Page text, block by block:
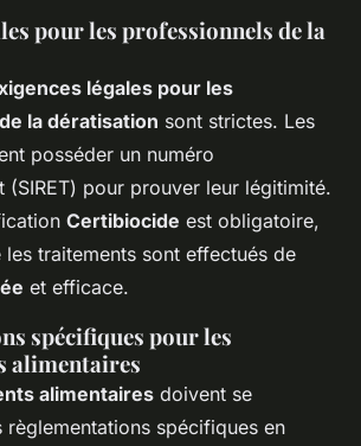
pour les professionnels de la
légales pour les
la dératisation sont strictes. Les
posséder un numéro
(SIRET) pour prouver leur légitimité.
Certibiocide est obligatoire,
les traitements sont effectués de
et efficace.
spécifiques pour les
alimentaires
alimentaires doivent se
spécifiques en